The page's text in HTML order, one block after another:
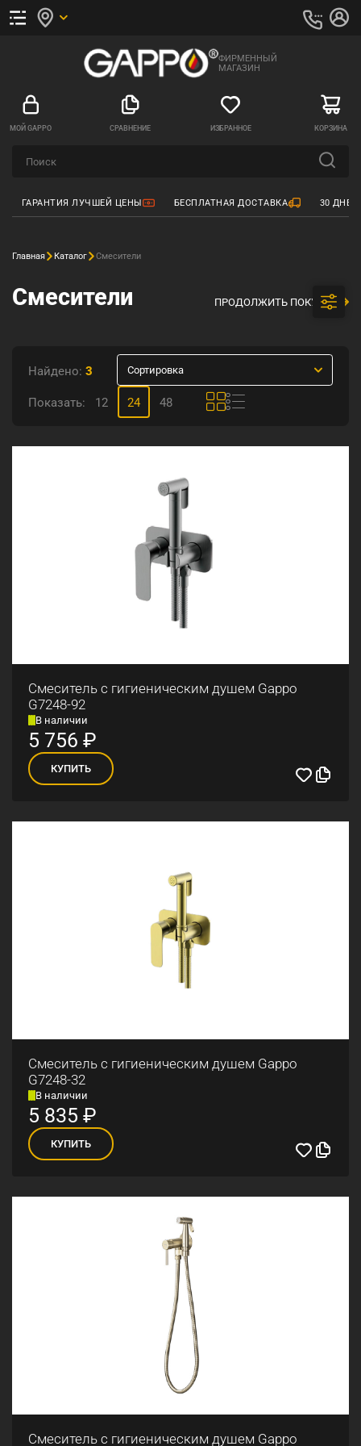
ФИРМЕННЫЙ
МАГАЗИН
МОЙ GAPPO СРАВНЕНИЕ ИЗБРАННОЕ КОРЗИНА
ГАРАНТИЯ ЛУЧШЕЙ ЦЕНЫ БЕСПЛАТНАЯ ДОСТАВКА 30
Главная Каталог Смесители
Смесители ПРОДОЛЖИТЬ ПОКУПКИ
Найдено: 3 Сортировка
Показать: 12 24 48
Смеситель с гигиеническим душем Gappo
G7248-92
В наличии
5 756 ₽
КУПИТЬ
Смеситель с гигиеническим душем Gappo
G7248-32
В наличии
5 835 ₽
КУПИТЬ
Смеситель с гигиеническим душем Gappo